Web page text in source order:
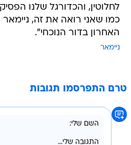
לחלוטין, והכדורגל שלנו
כמו שאני רואה את זה, ניימאר
האחרון בדור הנוכחי".
ניימאר
טרם התפרסמו תגובות